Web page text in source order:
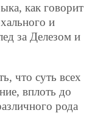
как говорит
и
за Делезом и
что суть всех
вплоть до
рода